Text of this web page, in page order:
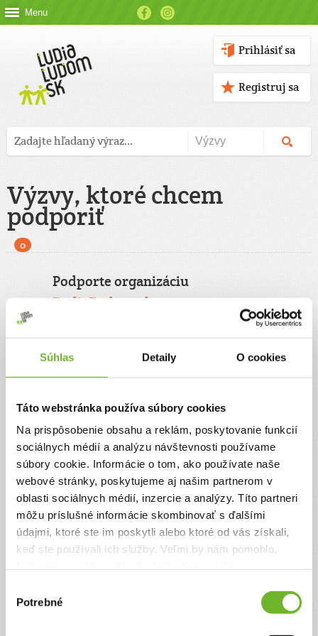
Súhlas Detaily O cookies
Táto webstránka používa súbory cookies
Na prispôsobenie obsahu a reklám, poskytovanie funkcií
sociálnych médií a analýzu návštevnosti používame
súbory cookie. Informácie o tom, ako používate naše
webové stránky, poskytujeme aj našim partnerom v
oblasti sociálnych médií, inzercie a analýzy. Títo partneri
môžu príslušné informácie skombinovať s ďalšími
údajmi, ktoré ste im poskytli alebo ktoré od vás získali,
keď ste používali ich služby. Veľmi by nám pomohlo,
súhlasu
Potrebné
Menu
Prihlásiť sa
Registruj sa
Výzvy, ktoré chcem
podporiť
0
Podporte organizáciu
ĽudiaĽudom.sk
Jednorazový Pravidelný
Celková suma
0 €
Zadajte svoje údaje
Už máte vytvorený svoj účet?Prihláste sa